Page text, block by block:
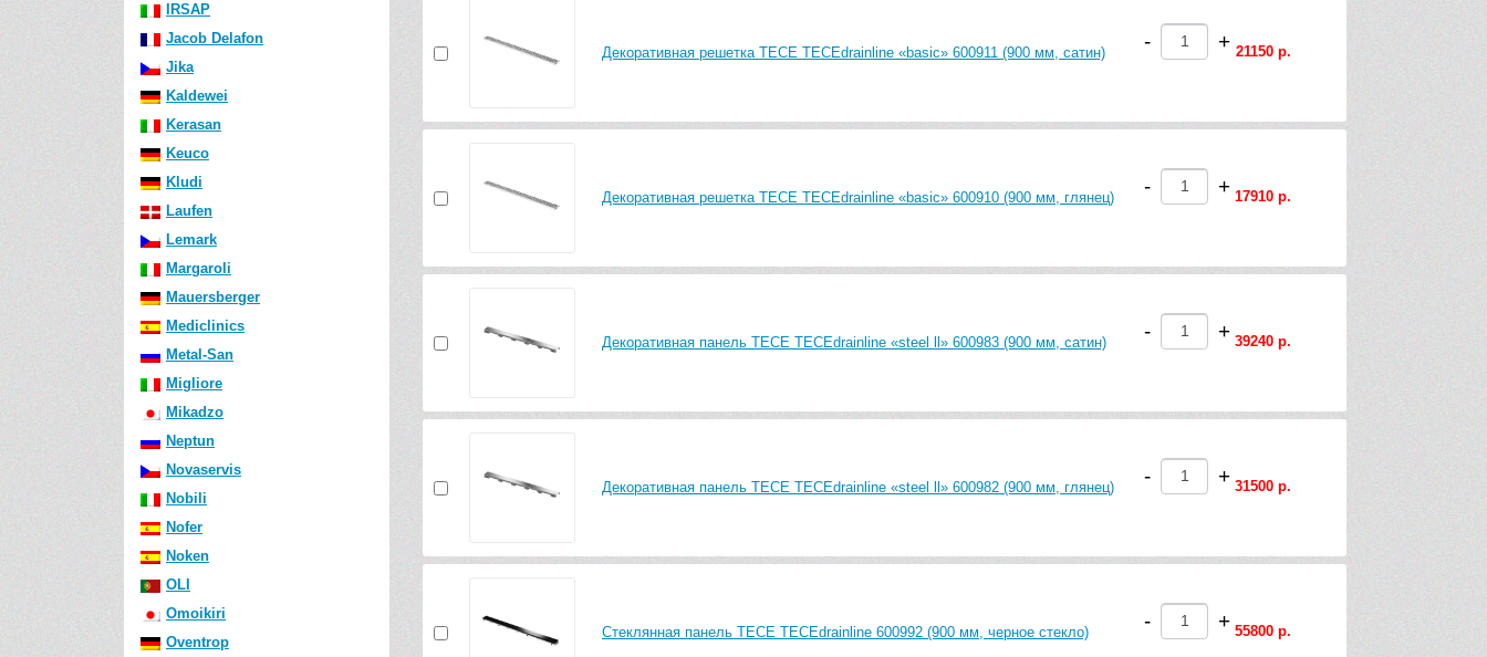
IRSAP
Jacob Delafon
Jika
Kaldewei
Kerasan
Keuco
Kludi
Laufen
Lemark
Margaroli
Mauersberger
Mediclinics
Metal-San
Migliore
Mikadzo
Neptun
Novaservis
Nobili
Nofer
Noken
OLI
Omoikiri
Oventrop
Декоративная решетка TECE TECEdrainline «basic» 600911 (900 мм, сатин) - + 21150 р.
Декоративная решетка TECE TECEdrainline «basic» 600910 (900 мм, глянец) - + 17910 р.
Декоративная панель TECE TECEdrainline «steel ll» 600983 (900 мм, сатин) - + 39240 р.
Декоративная панель TECE TECEdrainline «steel ll» 600982 (900 мм, глянец) - + 31500 р.
Стеклянная панель TECE TECEdrainline 600992 (900 мм, черное стекло) - + 55800 р.